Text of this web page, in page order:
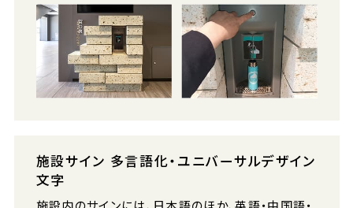
施設サイン 多言語化・ユニバーサルデザイン
文字